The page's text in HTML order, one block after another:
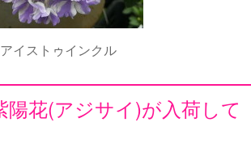
イストゥインクル
陽花(アジサイ)が入荷して